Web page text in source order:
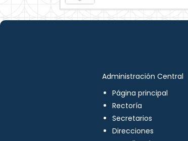
Administración Central
Página principal
Rectoría
Secretarios
Direcciones